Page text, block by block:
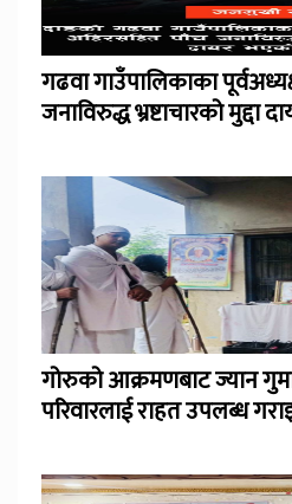
गढवा गाउँपालिकाका
जनाविरुद्ध भ्रष्टाचारको मुद्दा
गोरुको आक्रमणबाट ज्यान
परिवारलाई राहत उपलब्ध